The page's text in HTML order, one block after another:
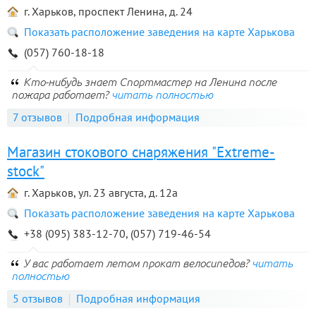
г. Харьков, проспект Ленина, д. 24
Показать расположение заведения на карте Харькова
(057) 760-18-18
Кто-нибудь знает Спортмастер на Ленина после
пожара работает? читать полностью
7 отзывов Подробная информация
Магазин стокового снаряжения "Extreme-
stock"
г. Харьков, ул. 23 августа, д. 12а
Показать расположение заведения на карте Харькова
+38 (095) 383-12-70, (057) 719-46-54
У вас работает летом прокат велосипедов? читать
полностью
5 отзывов Подробная информация